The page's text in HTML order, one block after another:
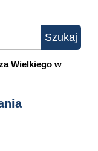
Wielkiego w